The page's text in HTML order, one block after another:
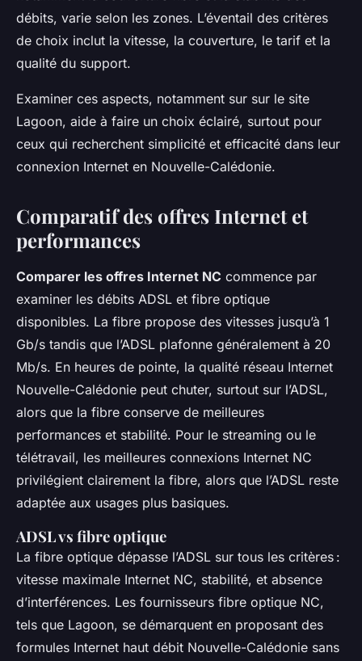
débits, varie selon les zones. L’éventail des critères
de choix inclut la vitesse, la couverture, le tarif et la
qualité du support.
Examiner ces aspects, notamment sur sur le site
Lagoon, aide à faire un choix éclairé, surtout pour
ceux qui recherchent simplicité et efficacité dans leur
connexion Internet en Nouvelle-Calédonie.
Comparatif des offres Internet et
performances
Comparer les offres Internet NC commence par
examiner les débits ADSL et fibre optique
disponibles. La fibre propose des vitesses jusqu’à 1
Gb/s tandis que l’ADSL plafonne généralement à 20
Mb/s. En heures de pointe, la qualité réseau Internet
Nouvelle-Calédonie peut chuter, surtout sur l’ADSL,
alors que la fibre conserve de meilleures
performances et stabilité. Pour le streaming ou le
télétravail, les meilleures connexions Internet NC
privilégient clairement la fibre, alors que l’ADSL reste
adaptée aux usages plus basiques.
ADSL vs fibre optique
La fibre optique dépasse l’ADSL sur tous les critères :
vitesse maximale Internet NC, stabilité, et absence
d’interférences. Les fournisseurs fibre optique NC,
tels que Lagoon, se démarquent en proposant des
formules Internet haut débit Nouvelle-Calédonie sans